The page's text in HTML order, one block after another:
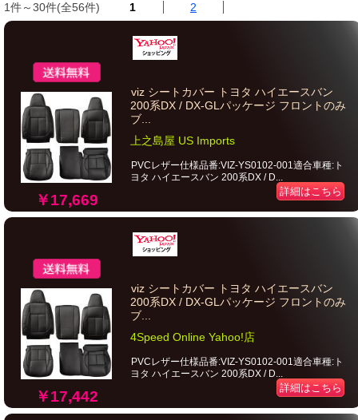
1件～30件(全56件) 1 2
￥17,669
viz シートカバー トヨタ ハイエースバン
200系DX / DX-GLパッケージ フロントのみ
ブ...
上之島屋 US Imports
PVCレザー仕様品番:VIZ-YS0102-001適合車種:ト
ヨタ ハイエースバン 200系DX / D...
詳細はこちら
￥17,442
viz シートカバー トヨタ ハイエースバン
200系DX / DX-GLパッケージ フロントのみ
ブ...
4Speed Online Yahoo!店
PVCレザー仕様品番:VIZ-YS0102-001適合車種:ト
ヨタ ハイエースバン 200系DX / D...
詳細はこちら